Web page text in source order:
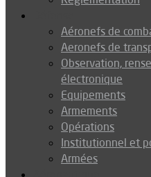
Aéronefs de
Aeronefs de
Observation,
électronique
Equipements
Armements
Opérations
Institutionnel et
Armées